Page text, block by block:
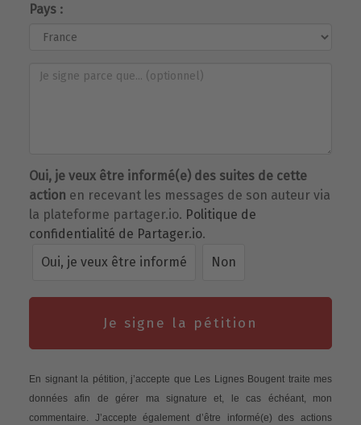
Pays :
Oui, je veux être informé(e) des suites de cette
action en recevant les messages de son auteur via
la plateforme partager.io. Politique de
confidentialité de Partager.io.
Oui, je veux être informé
Non
Je signe la pétition
En signant la pétition, j’accepte que Les Lignes Bougent traite mes
données afin de gérer ma signature et, le cas échéant, mon
commentaire. J’accepte également d’être informé(e) des actions